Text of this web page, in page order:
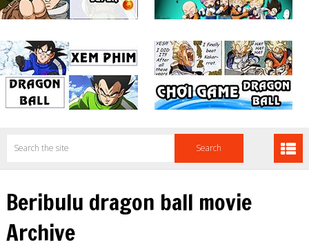
Beribulu dragon ball movie
Archive